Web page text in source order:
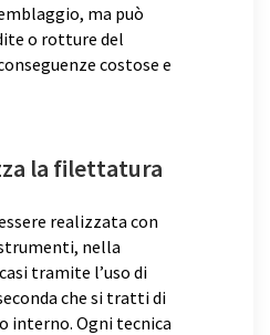
ma può
o rotture del
costose e
la filettatura
realizzata con
nella
tramite l’uso di
che si tratti di
interno. Ogni tecnica